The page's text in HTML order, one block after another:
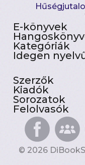
E-könyvek
Kategóriák
Idegen
Szerzők
Kiadók
Sorozatok
Felolvasók
© 2026